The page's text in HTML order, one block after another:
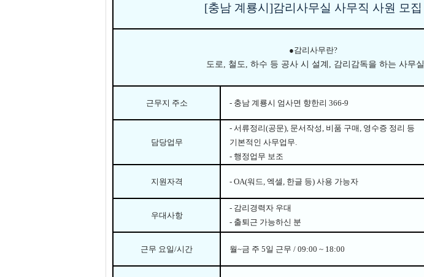
[충남 계룡시]감리사무실 사무직 사원 모집
●감리사무란?
도로
철도 하수 등 공사 시 설계 감리감독을 하는 사무실
근무지 주소 - 충남 계룡시 엄사면 향한리 366-9
담당업무
- 서류정리(공문), 문서작성 비품 구매 영수증 정리 등
기본적인 사무업무
- 행정업무 보조
지원자격 - OA(워드 엑셀 한글 등) 사용 가능자
우대사항
- 감리경력자 우대
- 출퇴근 가능하신 분
근무 요일/시간 월~금 주 5일 근무 / 09:00 ~ 18:00